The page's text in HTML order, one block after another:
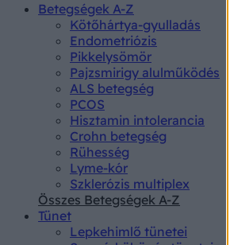
Betegségek A-Z
Kötőhártya-gyulladás
Endometriózis
Pikkelysömör
Pajzsmirigy alulműködés
ALS betegség
PCOS
Hisztamin intolerancia
Crohn betegség
Rühesség
Lyme-kór
Szklerózis multiplex
Összes Betegségek A-Z
Tünet
Lepkehimlő tünetei